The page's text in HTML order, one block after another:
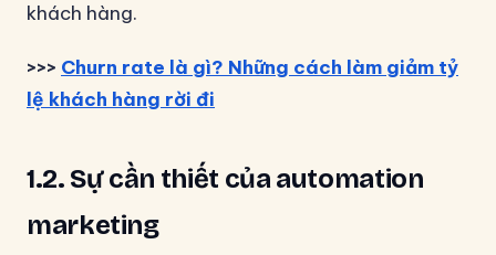
khách hàng.
>>> Churn rate là gì? Những cách làm giảm tỷ
lệ khách hàng rời đi
1.2. Sự cần thiết của automation
marketing